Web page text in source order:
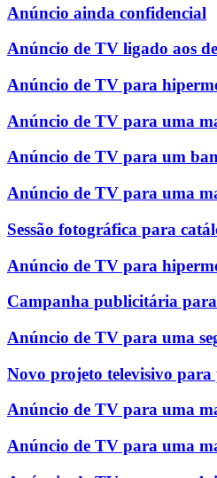
Anúncio ainda confidencial
Anúncio de TV ligado aos
Anúncio de TV para
Anúncio de TV para uma
Anúncio de TV para um
Anúncio de TV para uma
Sessão fotográfica para
Anúncio de TV para
Campanha publicitária para
Anúncio de TV para uma
Novo projeto televisivo
Anúncio de TV para uma
Anúncio de TV para uma